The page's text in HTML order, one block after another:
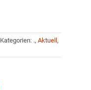
Kategorien: ., Aktuell,